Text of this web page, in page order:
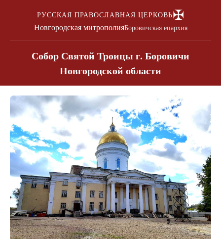
РУССКАЯ ПРАВОСЛАВНАЯ ЦЕРКОВЬ✠
Новгородская митрополияБоровичская епархия
Собор Святой Троицы г. Боровичи
Новгородской области